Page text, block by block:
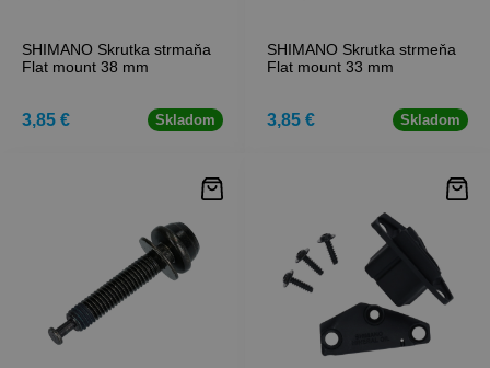
SHIMANO Skrutka strmaňa
Flat mount 38 mm
3,85 € Skladom
SHIMANO Skrutka strmeňa
Flat mount 33 mm
3,85 € Skladom